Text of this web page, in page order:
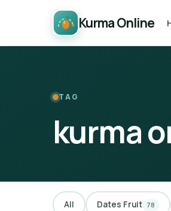
Kurma Online
TAG
kurma
All Dates Fruit 78